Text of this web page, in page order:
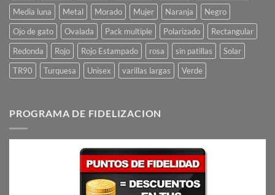
Media luna
Metal Morado Mujer Naranja
Negro
Ojo de gato
Ovalada Pack multiple Polarizado
Rectangular
Redonda
Rojo Rojo Estampado rosa sin patillas
Solar
TR90
Turquesa Unisex varillas largas Verde
PROGRAMA DE FIDELIZACION